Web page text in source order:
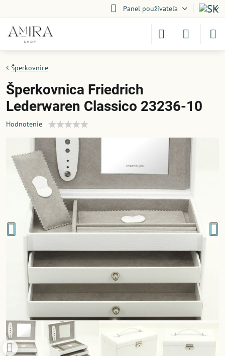
Panel používateľa
Šperkovnice
Šperkovnica Friedrich
Lederwaren Classico 23236-10
Hodnotenie